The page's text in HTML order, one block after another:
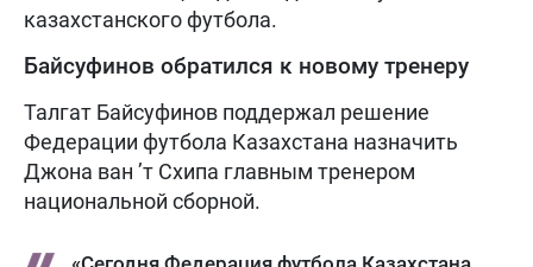
казахстанского футбола.
Байсуфинов обратился к новому тренеру
Талгат Байсуфинов поддержал решение
Федерации футбола Казахстана назначить
Джона ван ’т Схипа главным тренером
национальной сборной.